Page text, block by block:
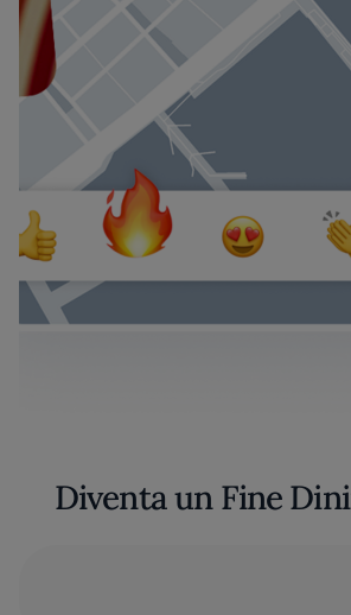
Diventa un Fine